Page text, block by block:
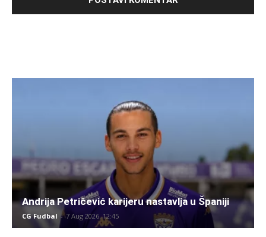
Andrija Petričević karijeru nastavlja u Španiji
CG Fudbal - 7 Aug 2026. 12:45